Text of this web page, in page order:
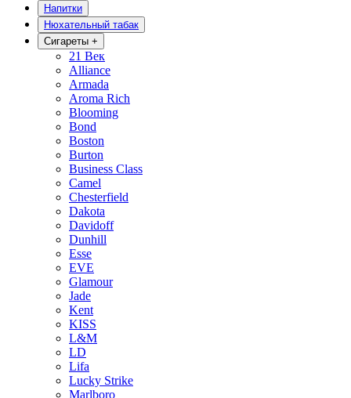
Напитки
Нюхательный табак
Сигареты +
21 Век
Alliance
Armada
Aroma Rich
Blooming
Bond
Boston
Burton
Business Class
Camel
Chesterfield
Dakota
Davidoff
Dunhill
Esse
EVE
Glamour
Jade
Kent
KISS
L&M
LD
Lifa
Lucky Strike
Marlboro